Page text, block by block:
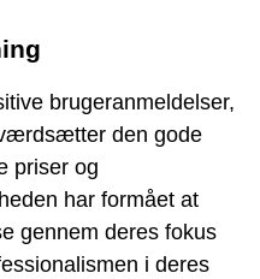
brugeranmeldelser,
den gode
priser og
har formået at
gennem deres fokus
i deres